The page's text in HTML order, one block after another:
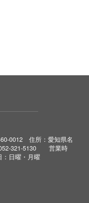
0012 住所：愛知県名
321-5130 営業時
日曜・月曜